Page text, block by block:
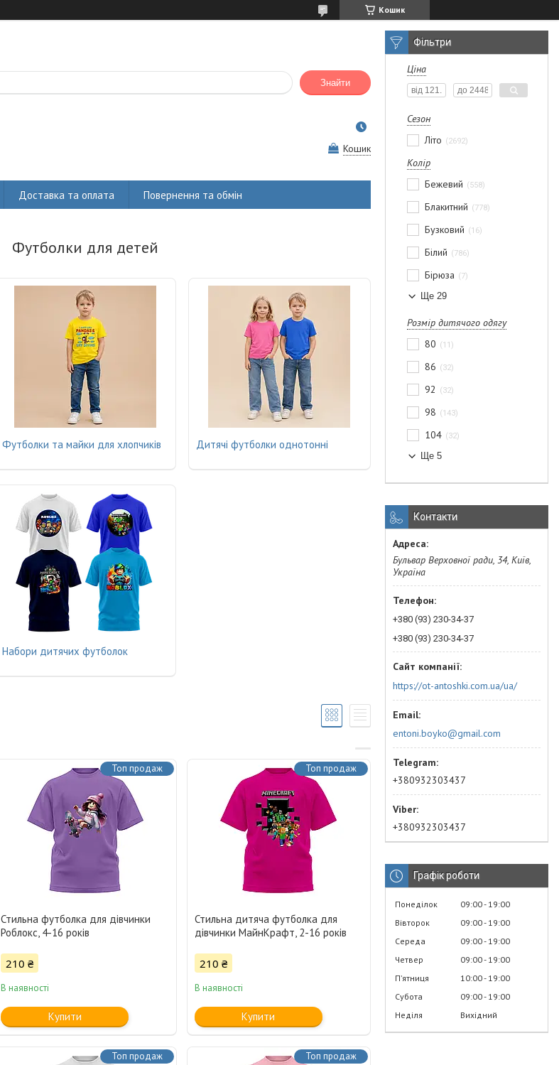
Кошик
Знайти
Кошик
Доставка та оплата Повернення та обмін
Футболки для детей
Футболки та майки для хлопчиків Дитячі футболки однотонні
Набори дитячих футболок
Топ продаж
Стильна футболка для дівчинки
Роблокс, 4-16 років
210 ₴
В наявності
Купити
Топ продаж
Стильна дитяча футболка для
дівчинки МайнКрафт, 2-16 років
210 ₴
В наявності
Купити
Топ продаж Топ продаж
Фільтри
Ціна
Сезон
Літо
2692
Колір
Бежевий
558
Блакитний 778
Бузковий 16
Білий 786
Бірюза 7
Ще 29
Розмір дитячого одягу
80
11
86 32
92 32
98 143
104 32
Ще 5
Контакти
Бульвар Верховної ради, 34, Київ,
Україна
+380 (93) 230-34-37
+380 (93) 230-34-37
https://ot-antoshki.com.ua/ua/
entoni.boyko@gmail.com
+380932303437
+380932303437
Графік роботи
Понеділок 09:00 19:00
Вівторок
09:00 19:00
Середа
09:00 19:00
Четвер
09:00 19:00
Пʼятниця
10:00 19:00
Субота
09:00 19:00
Неділя
Вихідний